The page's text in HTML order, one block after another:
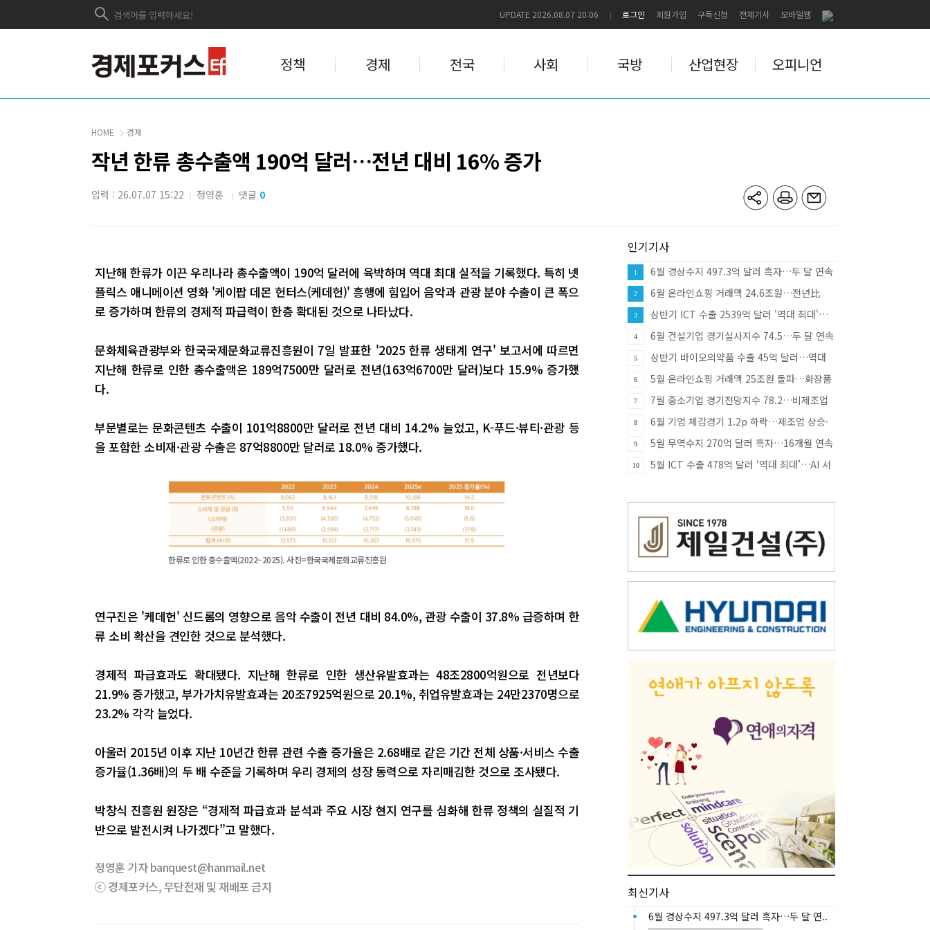
UPDATE 2026.08.07 20:06 로그인 회원가입 구독신청 전체기사 모바일웹
정책 경제 전국 사회 국방 산업현장 오피니언
HOME 경제
작년 한류 총수출액 190억 달러…전년 대비 16% 증가
입력 : 26.07.07 15:22 | 정영훈 | 댓글 0
지난해 한류가 이끈 우리나라 총수출액이 190억 달러에 육박하며 역대 최대 실적을 기록했다. 특히 넷
플릭스 애니메이션 영화 '케이팝 데몬 헌터스(케데헌)' 흥행에 힘입어 음악과 관광 분야 수출이 큰 폭으
로 증가하며 한류의 경제적 파급력이 한층 확대된 것으로 나타났다.
문화체육관광부와 한국국제문화교류진흥원이 7일 발표한 '2025 한류 생태계 연구' 보고서에 따르면
지난해 한류로 인한 총수출액은 189억7500만 달러로 전년(163억6700만 달러)보다 15.9% 증가했
다.
부문별로는 문화콘텐츠 수출이 101억8800만 달러로 전년 대비 14.2% 늘었고, K-푸드·뷰티·관광 등
을 포함한 소비재·관광 수출은 87억8800만 달러로 18.0% 증가했다.
한류로 인한 총수출액(2022~2025). 사진=한국국제문화교류진흥원
연구진은 '케데헌' 신드롬의 영향으로 음악 수출이 전년 대비 84.0%, 관광 수출이 37.8% 급증하며 한
류 소비 확산을 견인한 것으로 분석했다.
경제적 파급효과도 확대됐다. 지난해 한류로 인한 생산유발효과는 48조2800억원으로 전년보다
21.9% 증가했고, 부가가치유발효과는 20조7925억원으로 20.1%, 취업유발효과는 24만2370명으로
23.2% 각각 늘었다.
아울러 2015년 이후 지난 10년간 한류 관련 수출 증가율은 2.68배로 같은 기간 전체 상품·서비스 수출
증가율(1.36배)의 두 배 수준을 기록하며 우리 경제의 성장 동력으로 자리매김한 것으로 조사됐다.
박창식 진흥원 원장은 “경제적 파급효과 분석과 주요 시장 현지 연구를 심화해 한류 정책의 실질적 기
반으로 발전시켜 나가겠다”고 말했다.
정영훈 기자 banquest@hanmail.net
ⓒ 경제포커스, 무단전재 및 재배포 금지
인기기사
1
6월 경상수지 497.3억 달러 흑자…두 달 연속
역대 최대
2
6월 온라인쇼핑 거래액 24.6조원…전년比
10.7%↑
3
상반기 ICT 수출 2539억 달러 '역대 최대'…
반도체·SSD 견인
4
6월 건설기업 경기실사지수 74.5…두 달 연속
상승
5
상반기 바이오의약품 수출 45억 달러…역대
최대
6
5월 온라인쇼핑 거래액 25조원 돌파…화장품
·식품 소비 증가 견인
7
7월 중소기업 경기전망지수 78.2…비제조업
부진에 한 달 만에 하락 전환
8
6월 기업 체감경기 1.2p 하락…제조업 상승·
비제조업 부진
9
5월 무역수지 270억 달러 흑자…16개월 연속
흑자 행진
10
5월 ICT 수출 478억 달러 ‘역대 최대’…AI 서
최신기사
6월 경상수지 497.3억 달러 흑자…두 달 연..